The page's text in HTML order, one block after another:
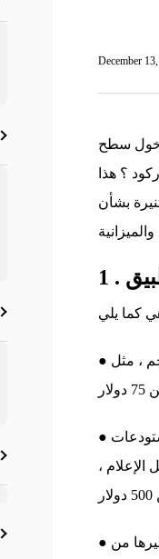
December
سطح
؟ هذا
بشأن
● طابعات سطح المكتب : هذه الطابعات المدمجة هي مناسبة جدا للتطبيقات الخفيفة والمتوسطة الحجم ، مثل
● الطابعات الصناعية : هذه الطابعات مصممة لكميات كبيرة من العمليات الثقيلة ، شائعة في المستودعات
،
● طابعة متنقلة : مناسبة جدا لطباعة قائمة التعبئة والتغليف ، والشحن التسمية أو نقل التسمية وغيرها من